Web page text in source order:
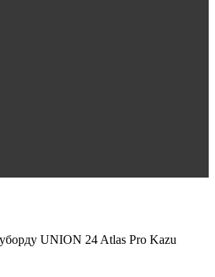
UNION 24 Atlas Pro Kazu